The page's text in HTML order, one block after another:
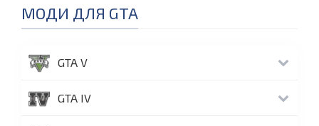
МОДИ ДЛЯ GTA
GTA V
GTA IV